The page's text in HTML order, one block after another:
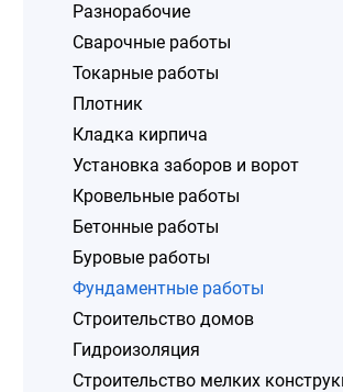
Разнорабочие
Сварочные работы
Токарные работы
Плотник
Кладка кирпича
Установка заборов и ворот
Кровельные работы
Бетонные работы
Буровые работы
Фундаментные работы
Строительство домов
Гидроизоляция
Строительство мелких